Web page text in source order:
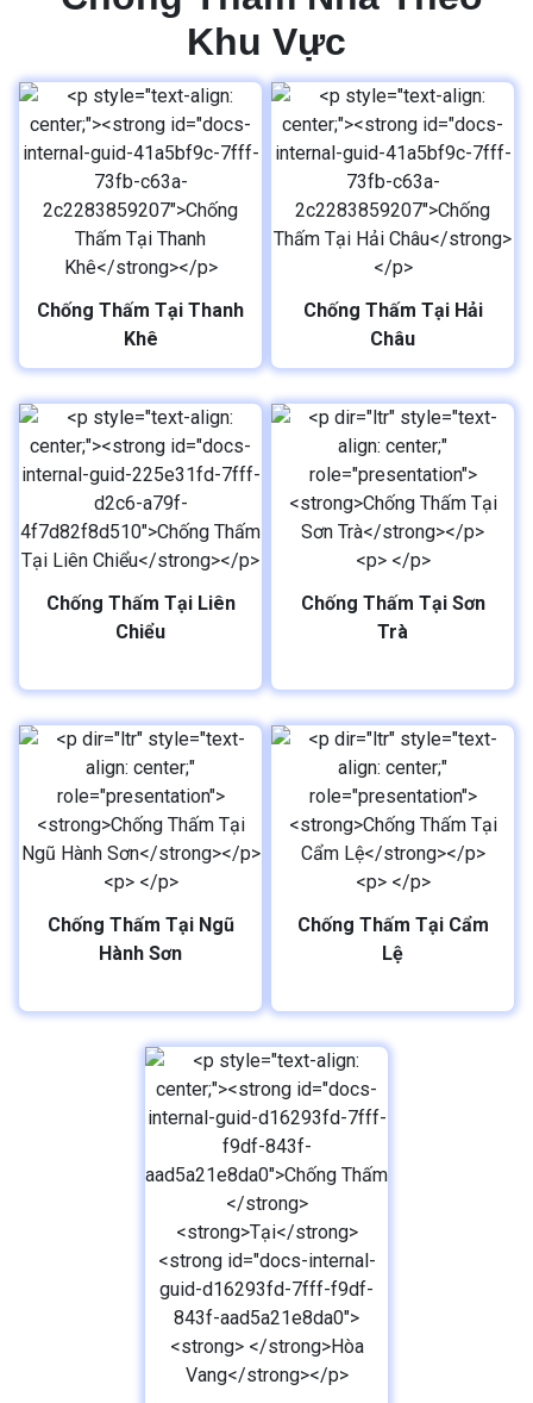
Khu Vực
Chống Thấm Tại Thanh
Khê
Chống Thấm Tại Hải
Châu
Chống Thấm Tại Liên
Chiểu
Chống Thấm Tại Sơn
Trà
Chống Thấm Tại Ngũ
Hành Sơn
Chống Thấm Tại Cẩm
Lệ